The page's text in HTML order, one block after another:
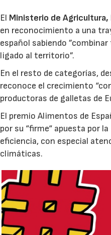
El Ministerio de
en reconocimiento a una
español sabiendo
ligado al territorio”.
En el resto de categorías,
reconoce el crecimiento
productoras de galletas de
El premio Alimentos de
por su “firme“ apuesta por
eficiencia, con especial
climáticas.